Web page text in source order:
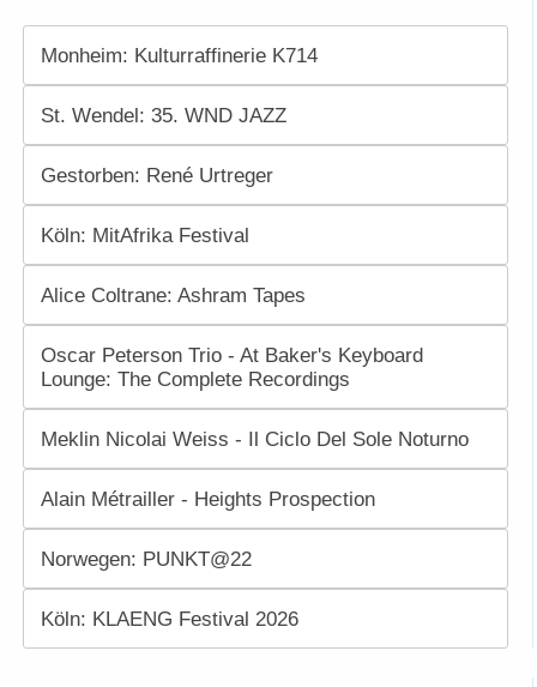
Monheim: Kulturraffinerie K714
St. Wendel: 35. WND JAZZ
Gestorben: René Urtreger
Köln: MitAfrika Festival
Alice Coltrane: Ashram Tapes
Oscar Peterson Trio - At Baker's Keyboard
Lounge: The Complete Recordings
Meklin Nicolai Weiss - Il Ciclo Del Sole Noturno
Alain Métrailler - Heights Prospection
Norwegen: PUNKT@22
Köln: KLAENG Festival 2026